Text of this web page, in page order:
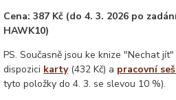
Cena: 387 Kč (do 4. 3. 2026 po
HAWK10)
PS. Současně jsou ke knize "Nechat
dispozici karty(432 Kč) a pracovní
tyto položky do 4. 3. se slevou 10 %).